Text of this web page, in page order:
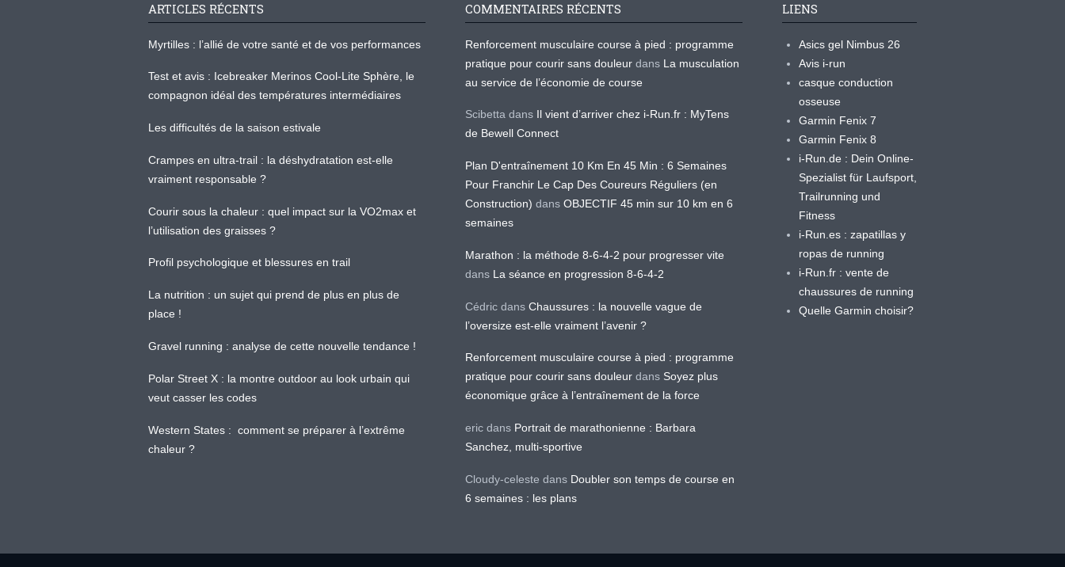
ARTICLES RÉCENTS
Myrtilles : l’allié de votre santé et de vos performances
Test et avis : Icebreaker Merinos Cool-Lite Sphère, le
compagnon idéal des températures intermédiaires
Les difficultés de la saison estivale
Crampes en ultra-trail : la déshydratation est-elle
vraiment responsable ?
Courir sous la chaleur : quel impact sur la VO2max et
l’utilisation des graisses ?
Profil psychologique et blessures en trail
La nutrition : un sujet qui prend de plus en plus de
place !
Gravel running : analyse de cette nouvelle tendance !
Polar Street X : la montre outdoor au look urbain qui
veut casser les codes
Western States : comment se préparer à l’extrême
chaleur ?
COMMENTAIRES RÉCENTS
Renforcement musculaire course à pied : programme
pratique pour courir sans douleur dans La musculation
au service de l’économie de course
Scibetta dans Il vient d’arriver chez i-Run.fr : MyTens
de Bewell Connect
Plan D'entraînement 10 Km En 45 Min : 6 Semaines
Pour Franchir Le Cap Des Coureurs Réguliers (en
Construction) dans OBJECTIF 45 min sur 10 km en 6
semaines
Marathon : la méthode 8-6-4-2 pour progresser vite
dans La séance en progression 8-6-4-2
Cédric dans Chaussures : la nouvelle vague de
l’oversize est-elle vraiment l’avenir ?
Renforcement musculaire course à pied : programme
pratique pour courir sans douleur dans Soyez plus
économique grâce à l’entraînement de la force
eric dans Portrait de marathonienne : Barbara
Sanchez, multi-sportive
Cloudy-celeste dans Doubler son temps de course en
6 semaines : les plans
LIENS
Asics gel Nimbus 26
Avis i-run
casque conduction
osseuse
Garmin Fenix 7
Garmin Fenix 8
i-Run.de : Dein Online-
Spezialist für Laufsport,
Trailrunning und
Fitness
i-Run.es : zapatillas y
ropas de running
i-Run.fr : vente de
chaussures de running
Quelle Garmin choisir?